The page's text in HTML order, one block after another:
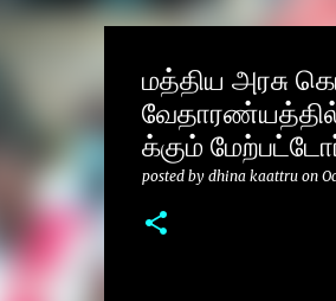
மத்திய அரசு
வேதாரண்யத்தில்
க்கும்
posted by dhina kaattru on